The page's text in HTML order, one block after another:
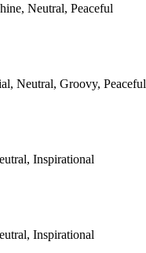
Neutral, Peaceful
Neutral, Groovy, Peaceful
Inspirational
Inspirational